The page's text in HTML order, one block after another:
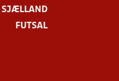
SJÆLLAND
FUTSAL